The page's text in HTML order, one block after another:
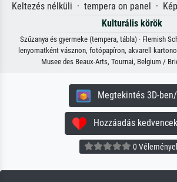
Keltezés nélküli · tempera on panel ·
Kulturális körök
Szűzanya és gyermeke (tempera, tábla) · Flemish
lenyomatként vásznon, fotópapíron, akvarell
Musee des Beaux-Arts, Tournai, Belgium /
Megtekintés 3D-
Hozzáadás
0